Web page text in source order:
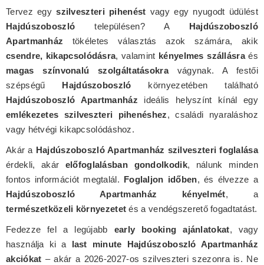
Tervez egyszilveszteri pihenést vagy egy nyugodt üdülést
Hajdúszoboszló településen? A Hajdúszoboszló
Apartmanház tökéletes választás azok számára, akik
csendre, kikapcsolódásra, valamint kényelmes szállásraés
magas színvonalú szolgáltatásokravágynak. A festői
szépségű Hajdúszoboszló környezetében található
Hajdúszoboszló Apartmanház ideális helyszínt kínál egy
emlékezetes szilveszteri pihenéshez, családi nyaraláshoz
vagy hétvégi kikapcsolódáshoz.
Akár a Hajdúszoboszló Apartmanház szilveszteri foglalása
érdekli, akár előfoglalásban gondolkodik, nálunk minden
fontos információt megtalál. Foglaljon időben, és élvezze a
Hajdúszoboszló Apartmanház kényelmét, a
természetközeli környezetet és a vendégszerető fogadtatást.
Fedezze fel a legújabb early booking ajánlatokat, vagy
használja ki a last minute Hajdúszoboszló Apartmanház
akciókat – akár a 2026-2027-os szilveszteri szezonra is. Ne